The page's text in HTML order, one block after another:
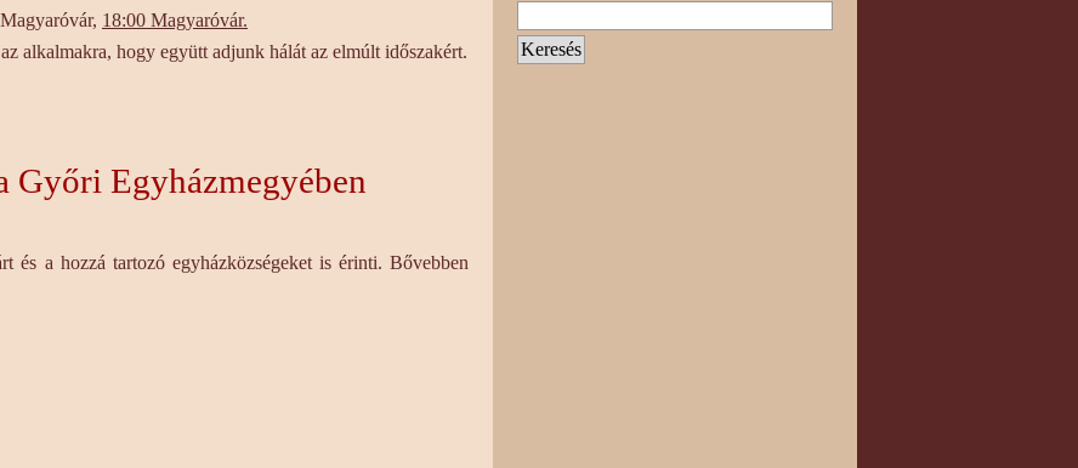
18:00 Magyaróvár.
alkalmakra, hogy együtt adjunk hálát az elmúlt időszakért.
Győri Egyházmegyében
és a hozzá tartozó egyházközségeket is érinti. Bővebben